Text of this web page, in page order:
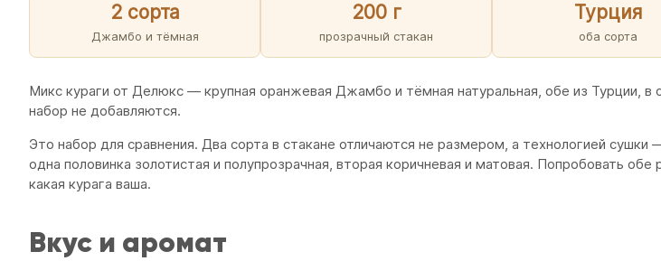
2 сорта
Джамбо и тёмная
200 г
прозрачный стакан
Турция
оба сорта
Микс кураги от Делюкс — крупная оранжевая Джамбо и тёмная натуральная, обе из Турции, в
набор не добавляются.
Это набор для сравнения. Два сорта в стакане отличаются не размером, а технологией сушки
одна половинка золотистая и полупрозрачная, вторая коричневая и матовая. Попробовать
какая курага ваша.
Вкус и аромат